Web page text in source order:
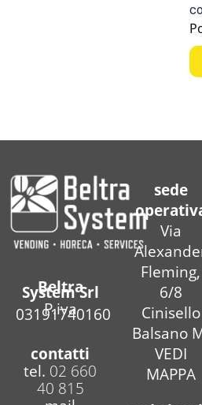
Beltra
System Srl
P.iva
03191740160
contatti
tel. 02 660
40 815
sede
Via
Fleming,
6/8
Cinisello
Balsano
VEDI
MAPPA